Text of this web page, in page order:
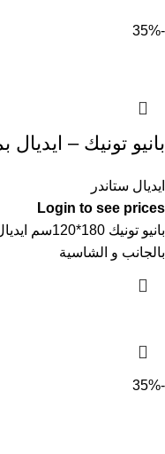
-35%
بانيو تونيك –
ايديال ستاندر
Login to see prices
بانيو
بالجانب و الشاسية
-35%